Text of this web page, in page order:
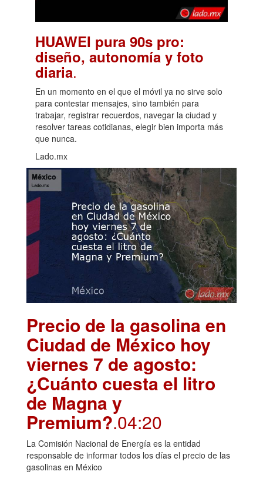
HUAWEI pura 90s pro:
diseño, autonomía y foto
diaria.
En un momento en el que el móvil ya no sirve solo
para contestar mensajes, sino también para
trabajar, registrar recuerdos, navegar la ciudad y
resolver tareas cotidianas, elegir bien importa más
que nunca.
Lado.mx
Precio de la gasolina en
Ciudad de México hoy
viernes 7 de agosto:
¿Cuánto cuesta el litro
de Magna y
Premium?.04:20
La Comisión Nacional de Energía es la entidad
responsable de informar todos los días el precio de las
gasolinas en México